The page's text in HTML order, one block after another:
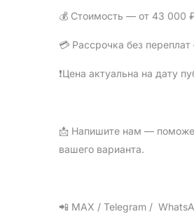
💰 Стоимость — от 43 000
💳 Рассрочка без
❗️Цена актуальна на дату
📩 Напишите нам —
вашего варианта.
📲 МАХ / Telegram /